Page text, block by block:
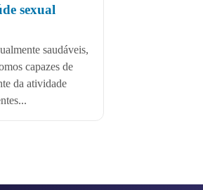
sexual
saudáveis,
capazes de
da atividade